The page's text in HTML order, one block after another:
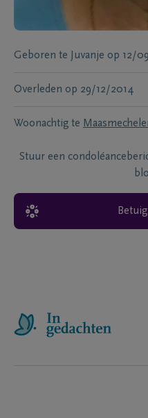
Geboren te Juvanje op 12/
Overleden op 29/12/2014
Woonachtig te
Stuur een